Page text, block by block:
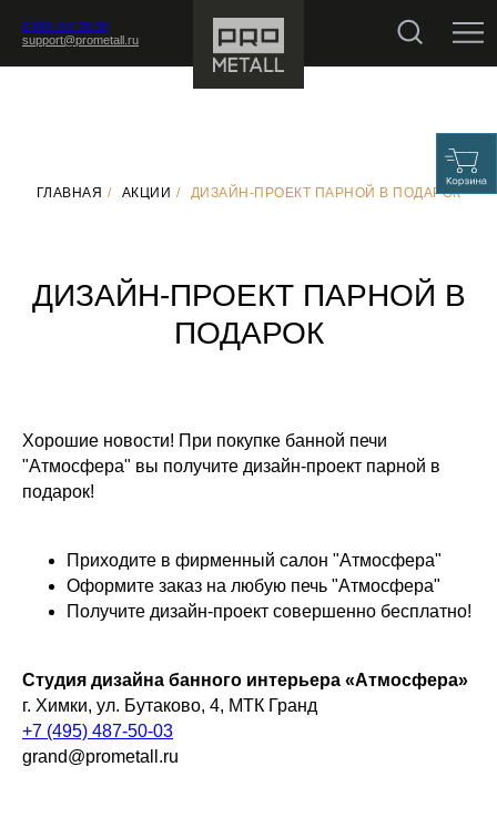
8 800 707 30 96
support@prometall.ru
ГЛАВНАЯ / АКЦИИ / ДИЗАЙН-ПРОЕКТ ПАРНОЙ В ПОДАРОК
ДИЗАЙН-ПРОЕКТ ПАРНОЙ В
ПОДАРОК
Хорошие новости! При покупке банной печи
"Атмосфера" вы получите дизайн-проект парной в
подарок!
Приходите в фирменный салон "Атмосфера"
Оформите заказ на любую печь "Атмосфера"
Получите дизайн-проект совершенно бесплатно!
Студия дизайна банного интерьера «Атмосфера»
г. Химки, ул. Бутаково, 4, МТК Гранд
+7 (495) 487-50-03
grand@prometall.ru
Студия дизайна банного
интерьера